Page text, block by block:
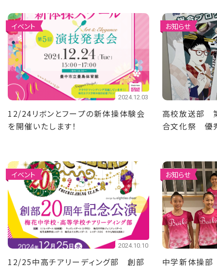
イベント
2024.12.03
12/24リボンとフープの新体操体験会
を開催いたします！
お知らせ
高校放送部
合文化祭 優
イベント
2024.10.10
12/25中高チアリーディング部 創部
お知らせ
中学新体操